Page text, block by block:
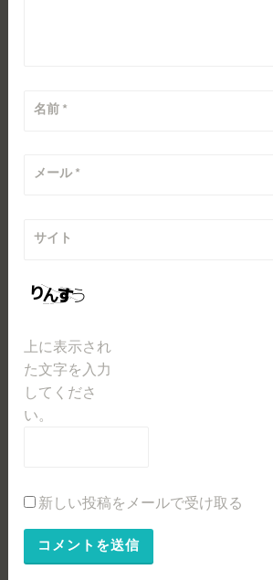
名前 *
メール*
サイト
上に表示され
た文字を入力
してくださ
い。
新しい投稿をメールで受け取る